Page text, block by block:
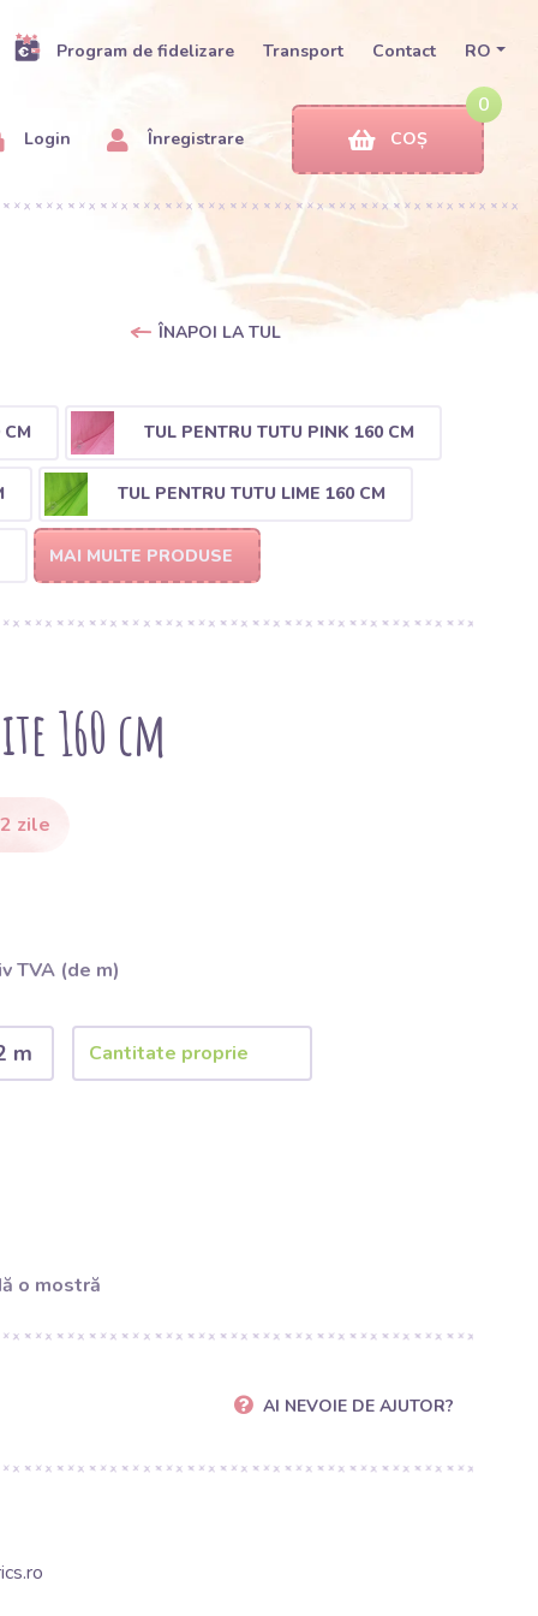
Program de fidelizare Transport Contact RO
Login Înregistrare
0
COȘ
ÎNAPOI LA TUL
TUL PENTRU TUTU PINK 160 CM
TUL PENTRU TUTU LIME 160 CM
MAI MULTE PRODUSE
160 cm
zile
TVA (de m)
m
o mostră
AI NEVOIE DE AJUTOR?